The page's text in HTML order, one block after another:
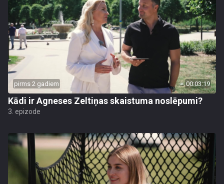
pirms 2 gadiem 00:03:19
Kādi ir Agneses Zeltiņas skaistuma noslēpumi?
3. epizode